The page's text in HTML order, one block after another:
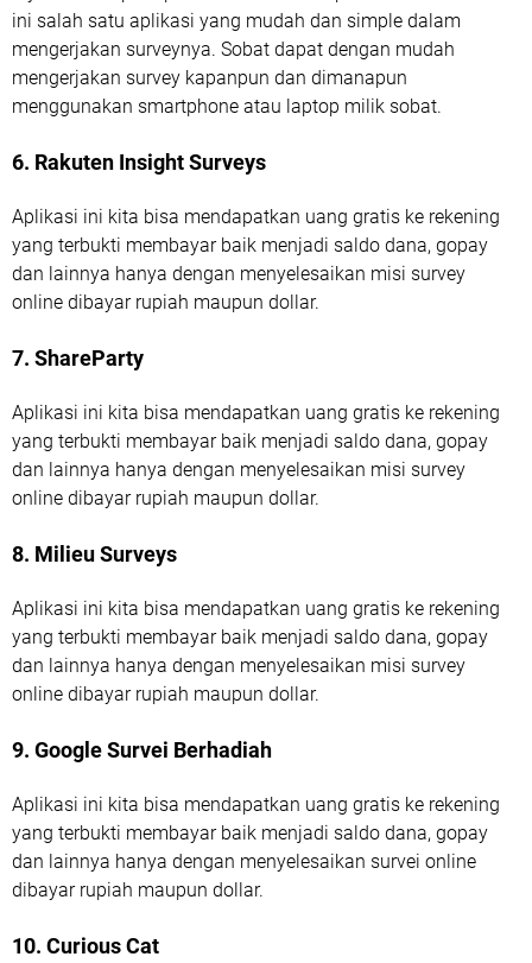
ini salah satu aplikasi yang mudah dan simple dalam
mengerjakan surveynya. Sobat dapat dengan mudah
mengerjakan survey kapanpun dan dimanapun
menggunakan smartphone atau laptop milik sobat.
6. Rakuten Insight Surveys
Aplikasi ini kita bisa mendapatkan uang gratis ke rekening
yang terbukti membayar baik menjadi saldo dana, gopay
dan lainnya hanya dengan menyelesaikan misi survey
online dibayar rupiah maupun dollar.
7. ShareParty
Aplikasi ini kita bisa mendapatkan uang gratis ke rekening
yang terbukti membayar baik menjadi saldo dana, gopay
dan lainnya hanya dengan menyelesaikan misi survey
online dibayar rupiah maupun dollar.
8. Milieu Surveys
Aplikasi ini kita bisa mendapatkan uang gratis ke rekening
yang terbukti membayar baik menjadi saldo dana, gopay
dan lainnya hanya dengan menyelesaikan misi survey
online dibayar rupiah maupun dollar.
9. Google Survei Berhadiah
Aplikasi ini kita bisa mendapatkan uang gratis ke rekening
yang terbukti membayar baik menjadi saldo dana, gopay
dan lainnya hanya dengan menyelesaikan survei online
dibayar rupiah maupun dollar.
10. Curious Cat